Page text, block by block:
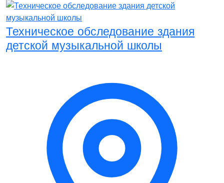
Техническое обследование здания
детской музыкальной школы